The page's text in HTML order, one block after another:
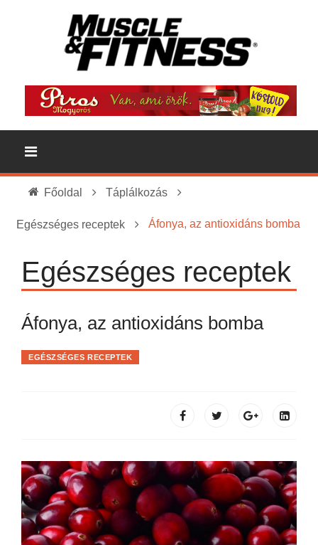
Főoldal Táplálkozás
Egészséges receptek Áfonya, az antioxidáns bomba
Egészséges receptek
Áfonya, az antioxidáns bomba
EGÉSZSÉGES RECEPTEK